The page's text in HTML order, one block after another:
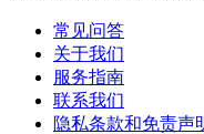
常见问答
关于我们
服务指南
联系我们
隐私条款和免责声